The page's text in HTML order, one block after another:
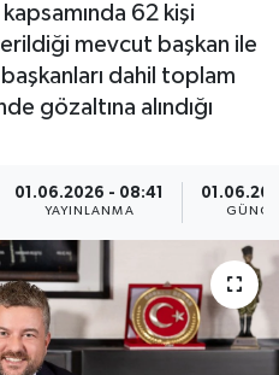
62 kişi
mevcut başkan ile
dahil toplam
gözaltına alındığı
01.06.2026 - 08:41
YAYINLANMA